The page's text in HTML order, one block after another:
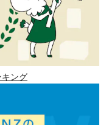
キング